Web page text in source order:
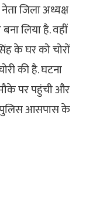
जिला अध्यक्ष
लिया है. वहीं
के घर को चोरों
की है. घटना
पर पहुंची और
पुलिस आसपास के